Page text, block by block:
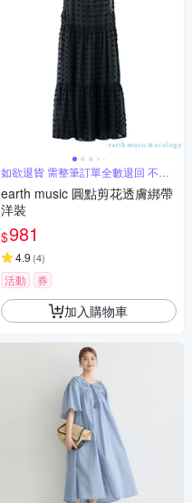
如欲退貨 需整筆訂單全數退回 不能
單退
earth music 圓點剪花透膚綁帶
洋裝
$981
4.9 (4)
活動 券
加入購物車